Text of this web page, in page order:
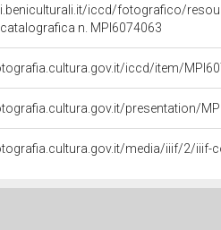
iccd/fotografico/
n. MPI6074063
iccd/item/
presentation/
media/iiif/2/iiif-